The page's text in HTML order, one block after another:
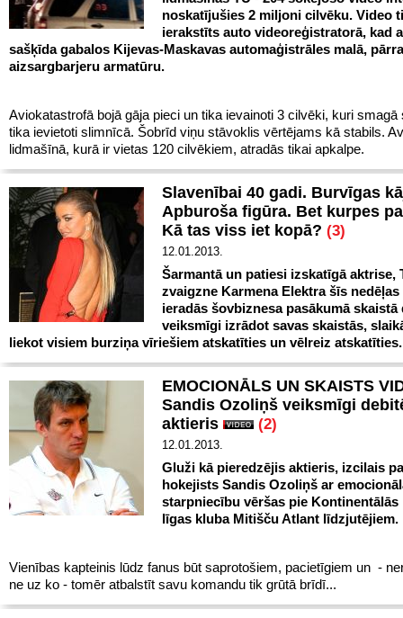
noskatījušies 2 miljoni cilvēku. Video
ierakstīts auto videoreģistratorā, kad
sašķīda gabalos Kijevas-Maskavas automaģistrāles malā,
aizsargbarjeru armatūru.
Aviokatastrofā bojā gāja pieci un tika ievainoti 3 cilvēki, kuri smagā
tika ievietoti slimnīcā. Šobrīd viņu stāvoklis vērtējams kā stabils.
lidmašīnā, kurā ir vietas 120 cilvēkiem, atradās tikai apkalpe.
Slavenībai 40 gadi. Burvīgas
Apburoša figūra. Bet kurpes
Kā tas viss iet kopā? (3)
12.01.2013.
Šarmantā un patiesi izskatīgā aktrise,
zvaigzne Karmena Elektra šīs nedēļas
ieradās šovbiznesa pasākumā skaistā
veiksmīgi izrādot savas skaistās,
liekot visiem burziņa vīriešiem atskatīties un vēlreiz atskatīties.
EMOCIONĀLS UN SKAISTS
Sandis Ozoliņš veiksmīgi
aktieris
(2)
12.01.2013.
Gluži kā pieredzējis aktieris, izcilais
hokejists Sandis Ozoliņš ar
starpniecību vēršas pie Kontinentālās
līgas kluba Mitišču Atlant līdzjutējiem.
Vienības kapteinis lūdz fanus būt saprotošiem, pacietīgiem un -
ne uz ko - tomēr atbalstīt savu komandu tik grūtā brīdī...